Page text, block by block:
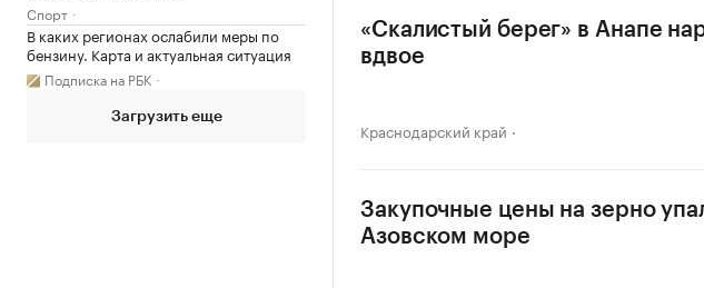
Спорт
В каких регионах ослабили меры по
бензину. Карта и актуальная ситуация
Подписка на РБК
Загрузить еще
«Скалистый берег» в Анапе
вдвое
Краснодарский край
Закупочные цены на зерно
Азовском море